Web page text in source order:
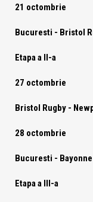
21 octombrie
Bucuresti - Bristol
Etapa a II-a
27 octombrie
Bristol Rugby -
28 octombrie
Bucuresti -
Etapa a III-a